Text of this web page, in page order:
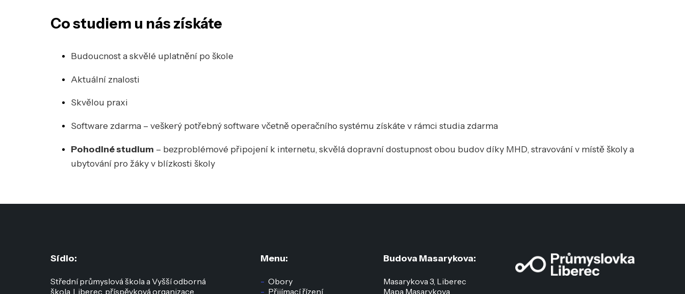
Co studiem u nás získáte
Budoucnost a skvělé uplatnění po škole
Aktuální znalosti
Skvělou praxi
Software zdarma – veškerý potřebný software včetně operačního systému získáte v rámci studia zdarma
Pohodlné studium – bezproblémové připojení k internetu, skvělá dopravní dostupnost obou budov díky MHD, stravování v místě školy a
ubytování pro žáky v blízkosti školy
Sídlo:
Střední průmyslová škola a Vyšší odborná
škola, Liberec, příspěvková organizace
Menu:
Obory
Přijímací řízení
Budova Masarykova:
Masarykova 3, Liberec
Mapa Masarykova